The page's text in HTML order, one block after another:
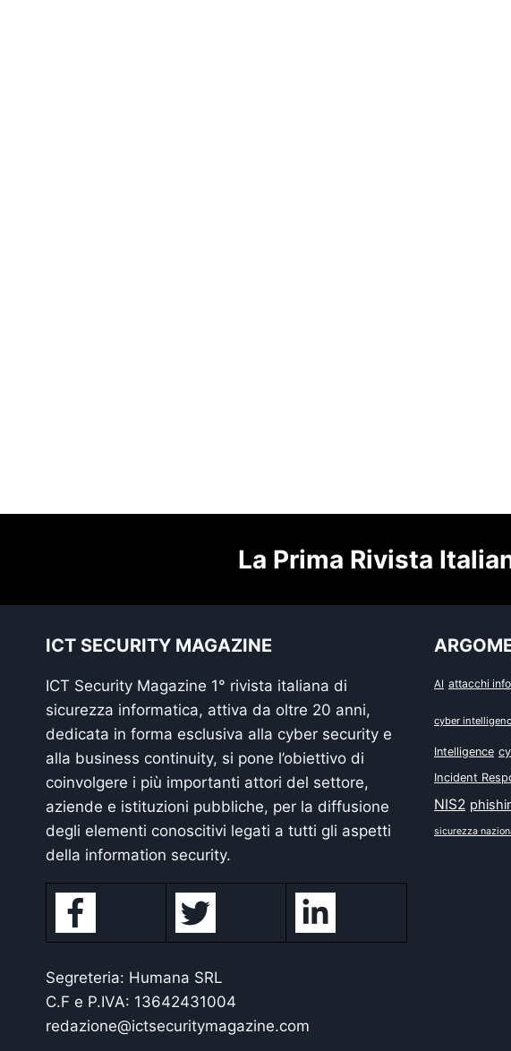
La Prima Rivista
ICT SECURITY MAGAZINE
ICT Security Magazine 1° rivista italiana di
sicurezza informatica, attiva da oltre 20 anni,
dedicata in forma esclusiva alla cyber security e
alla business continuity, si pone l’obiettivo di
coinvolgere i più importanti attori del settore,
aziende e istituzioni pubbliche, per la diffusione
degli elementi conoscitivi legati a tutti gli aspetti
della information security.
Segreteria: Humana SRL
C.F e P.IVA: 13642431004
redazione@ictsecuritymagazine.com
AI attacchi
cyber
Intelligence
Incident
NIS2
sicurezza